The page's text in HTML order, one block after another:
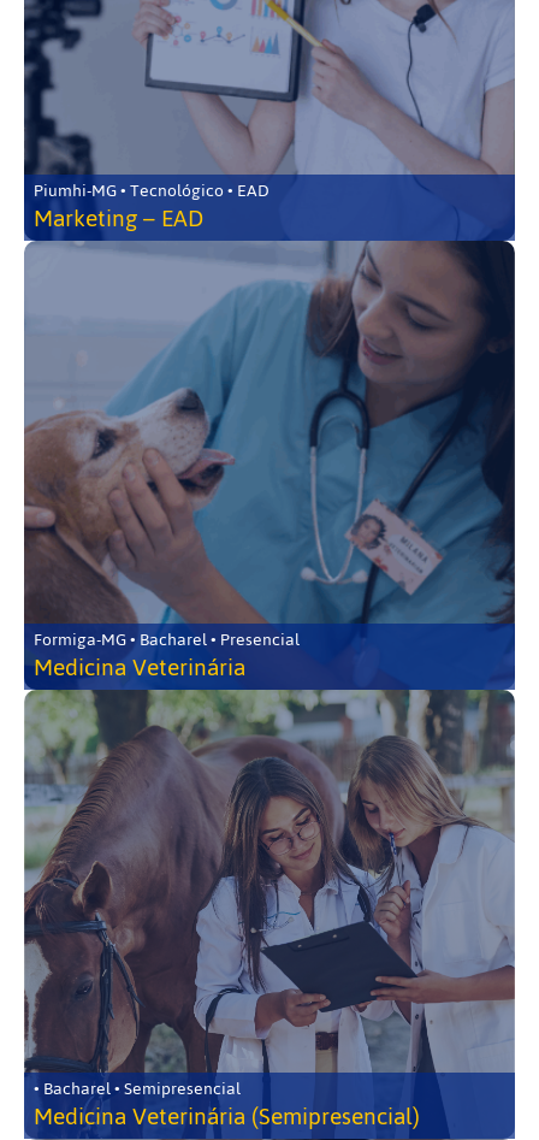
Piumhi-MG • Tecnológico • EAD
Marketing – EAD
Formiga-MG • Bacharel • Presencial
Medicina Veterinária
• Bacharel • Semipresencial
Medicina Veterinária (Semipresencial)